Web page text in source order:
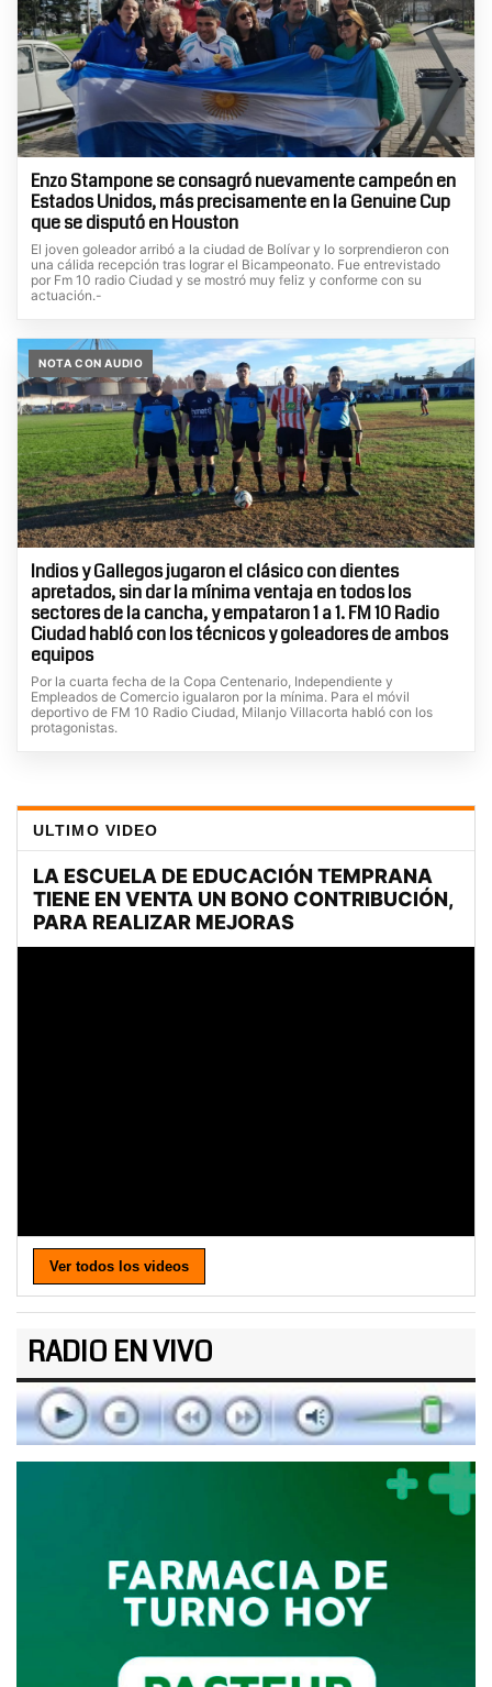
Enzo Stampone se consagró nuevamente campeón en
Estados Unidos, más precisamente en la Genuine Cup
que se disputó en Houston
El joven goleador arribó a la ciudad de Bolívar y lo sorprendieron con
una cálida recepción tras lograr el Bicampeonato. Fue entrevistado
por Fm 10 radio Ciudad y se mostró muy feliz y conforme con su
actuación.-
NOTA CON AUDIO
Indios y Gallegos jugaron el clásico con dientes
apretados, sin dar la mínima ventaja en todos los
sectores de la cancha, y empataron 1 a 1. FM 10 Radio
Ciudad habló con los técnicos y goleadores de ambos
equipos
Por la cuarta fecha de la Copa Centenario, Independiente y
Empleados de Comercio igualaron por la mínima. Para el móvil
deportivo de FM 10 Radio Ciudad, Milanjo Villacorta habló con los
protagonistas.
ULTIMO VIDEO
Ver todos los videos
RADIO EN VIVO